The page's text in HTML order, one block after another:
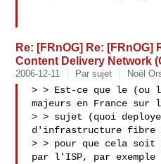
Re: [FRnOG] Re: [FRnOG]
Content Delivery Network
2006-12-11 Par sujet Noël
> > Est-ce que le (ou
majeurs en France sur
> > sujet (quoi
d'infrastructure fibre
> > pour que cela
par l'ISP, par exemple